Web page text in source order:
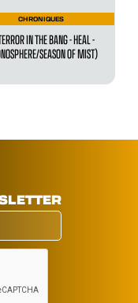
CHRONIQUES
IN THE BANG - HEAL -
SEASON OF MIST)